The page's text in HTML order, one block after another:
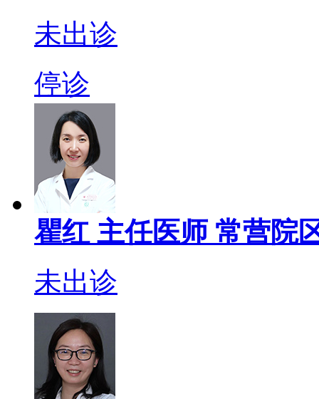
未出诊
停诊
瞿红 主任医师 常营院
未出诊